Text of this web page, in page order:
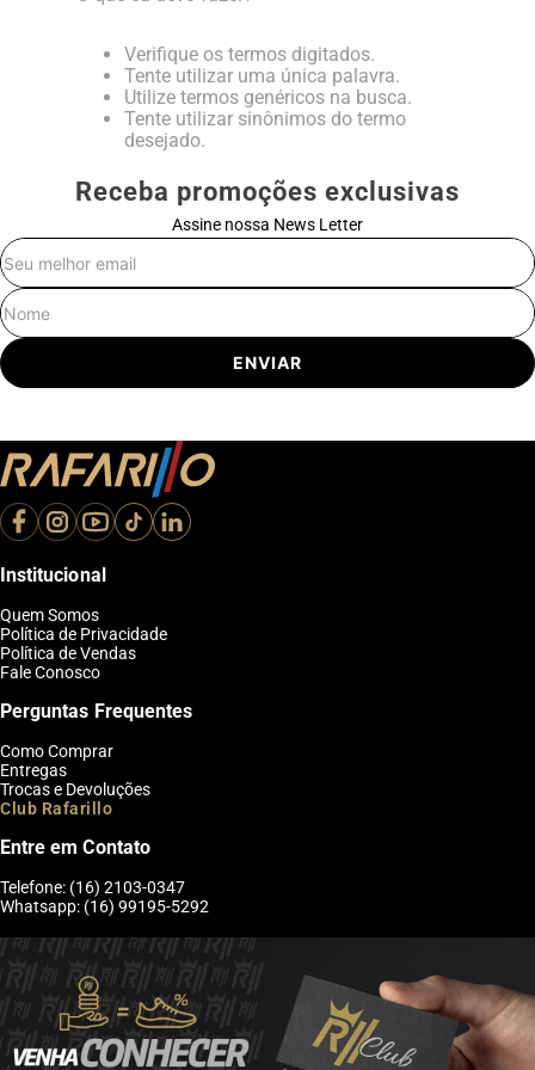
Verifique os termos digitados.
Tente utilizar uma única palavra.
Utilize termos genéricos na busca.
Tente utilizar sinônimos do termo
desejado.
Receba promoções exclusivas
Assine nossa News Letter
ENVIAR
Institucional
Quem Somos
Política de Privacidade
Política de Vendas
Fale Conosco
Perguntas Frequentes
Como Comprar
Entregas
Trocas e Devoluções
Club Rafarillo
Entre em Contato
Telefone: (16) 2103-0347
Whatsapp: (16) 99195-5292